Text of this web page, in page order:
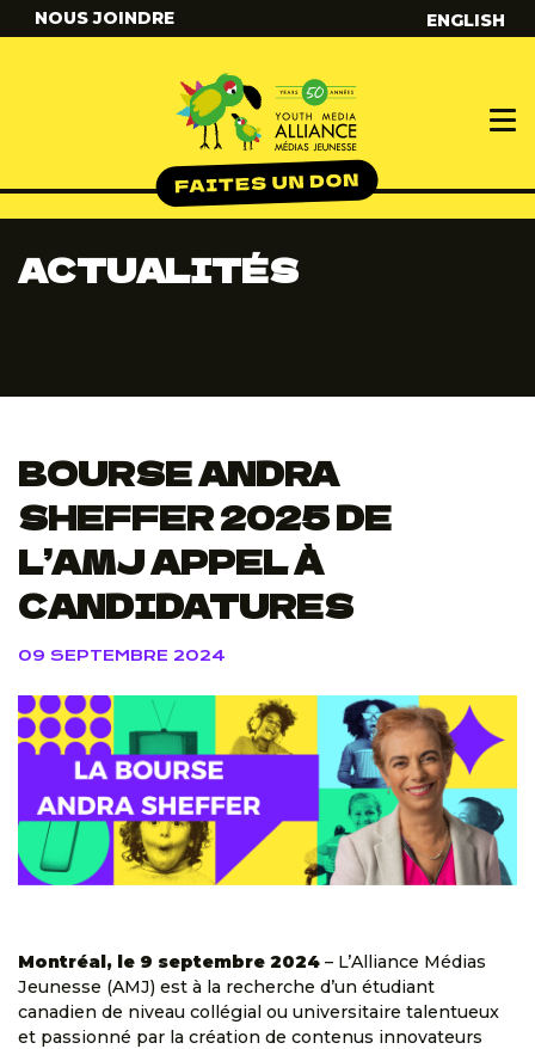
NOUS JOINDRE ENGLISH
ACTUALITÉS
BOURSE ANDRA
SHEFFER 2025 DE
L’AMJ APPEL À
CANDIDATURES
09 SEPTEMBRE 2024
Montréal, le 9 septembre 2024 – L’Alliance Médias
Jeunesse (AMJ) est à la recherche d’un étudiant
canadien de niveau collégial ou universitaire talentueux
et passionné par la création de contenus innovateurs